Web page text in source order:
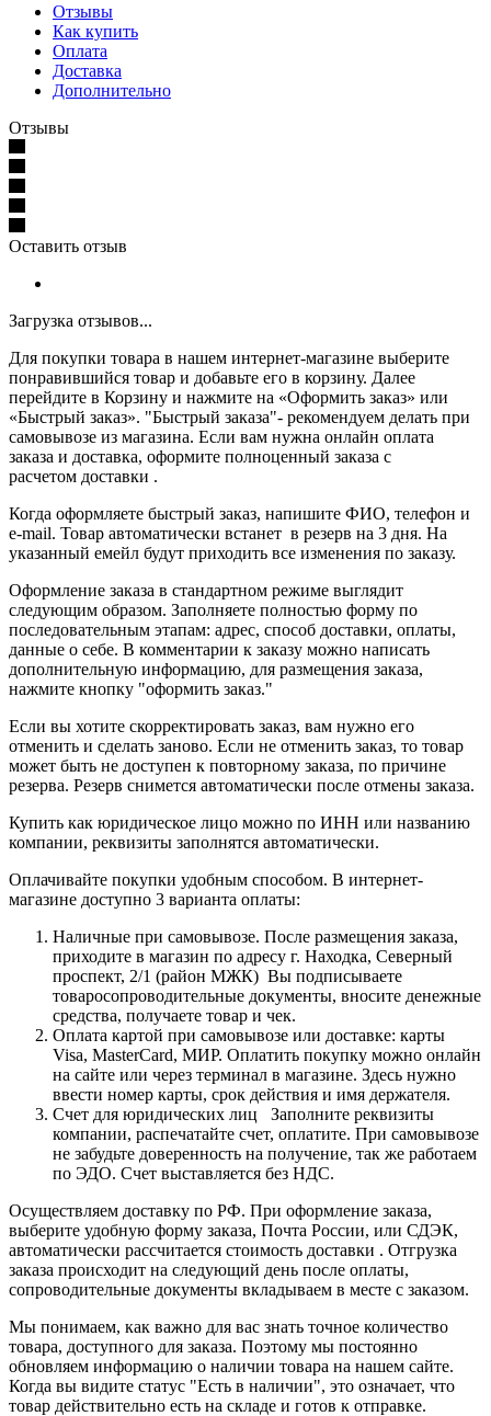
Отзывы
Как купить
Оплата
Доставка
Дополнительно
Отзывы
Оставить отзыв
Загрузка отзывов...
Для покупки товара в нашем интернет-магазине выберите
понравившийся товар и добавьте его в корзину. Далее
перейдите в Корзину и нажмите на «Оформить заказ» или
«Быстрый заказ». "Быстрый заказа"- рекомендуем делать при
самовывозе из магазина. Если вам нужна онлайн оплата
заказа и доставка, оформите полноценный заказа с
расчетом доставки .
Когда оформляете быстрый заказ, напишите ФИО, телефон и
e-mail. Товар автоматически встанет в резерв на 3 дня. На
указанный емейл будут приходить все изменения по заказу.
Оформление заказа в стандартном режиме выглядит
следующим образом. Заполняете полностью форму по
последовательным этапам: адрес, способ доставки, оплаты,
данные о себе. В комментарии к заказу можно написать
дополнительную информацию, для размещения заказа,
нажмите кнопку "оформить заказ."
Если вы хотите скорректировать заказ, вам нужно его
отменить и сделать заново. Если не отменить заказ, то товар
может быть не доступен к повторному заказа, по причине
резерва. Резерв снимется автоматически после отмены заказа.
Купить как юридическое лицо можно по ИНН или названию
компании, реквизиты заполнятся автоматически.
Оплачивайте покупки удобным способом. В интернет-
магазине доступно 3 варианта оплаты:
Наличные при самовывозе. После размещения заказа,
приходите в магазин по адресу г. Находка, Северный
проспект, 2/1 (район МЖК) Вы подписываете
товаросопроводительные документы, вносите денежные
средства, получаете товар и чек.
Оплата картой при самовывозе или доставке: карты
Visa, MasterCard, МИР. Оплатить покупку можно онлайн
на сайте или через терминал в магазине. Здесь нужно
ввести номер карты, срок действия и имя держателя.
Счет для юридических лиц Заполните реквизиты
компании, распечатайте счет, оплатите. При самовывозе
не забудьте доверенность на получение, так же работаем
по ЭДО. Счет выставляется без НДС.
Осуществляем доставку по РФ. При оформление заказа,
выберите удобную форму заказа, Почта России, или СДЭК,
автоматически рассчитается стоимость доставки . Отгрузка
заказа происходит на следующий день после оплаты,
сопроводительные документы вкладываем в месте с заказом.
Мы понимаем, как важно для вас знать точное количество
товара, доступного для заказа. Поэтому мы постоянно
обновляем информацию о наличии товара на нашем сайте.
Когда вы видите статус "Есть в наличии", это означает, что
товар действительно есть на складе и готов к отправке.